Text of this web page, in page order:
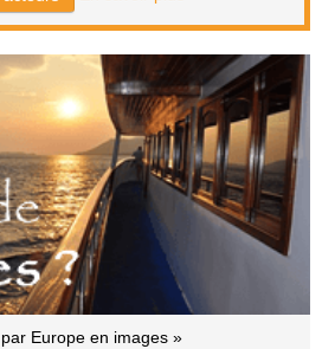
Europe en images »